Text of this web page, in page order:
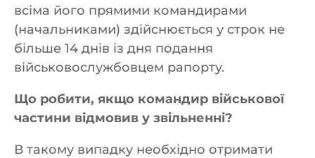
всіма його прямими командирами
(начальниками) здійснюється у строк не
більше 14 днів із дня подання
військовослужбовцем рапорту.
Що робити, якщо командир військової
частини відмовив у звільненні?
В такому випадку необхідно отримати